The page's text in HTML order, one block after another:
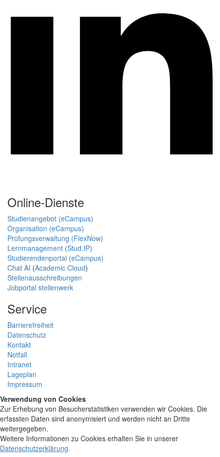
Online-Dienste
Studienangebot (eCampus)
Organisation (eCampus)
Prüfungsverwaltung (FlexNow)
Lernmanagement (Stud.IP)
Studierendenportal (eCampus)
Chat AI (Academic Cloud)
Stellenausschreibungen
Jobportal stellenwerk
Service
Barrierefreiheit
Datenschutz
Kontakt
Notfall
Intranet
Lageplan
Impressum
Verwendung von Cookies
Zur Erhebung von Besucherstatistiken verwenden wir Cookies. Die
erfassten Daten sind anonymisiert und werden nicht an Dritte
weitergegeben.
Weitere Informationen zu Cookies erhalten Sie in unserer
Datenschutzerklärung.